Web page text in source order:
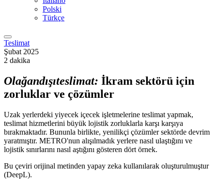
Polski
Türkçe
Teslimat
Şubat 2025
2 dakika
Olağandışıteslimat: İkram sektörü için
zorluklar ve çözümler
Uzak yerlerdeki yiyecek içecek işletmelerine teslimat yapmak,
teslimat hizmetlerini büyük lojistik zorluklarla karşı karşıya
bırakmaktadır. Bununla birlikte, yenilikçi çözümler sektörde devrim
yaratmıştır. METRO'nun alışılmadık yerlere nasıl ulaştığını ve
lojistik sınırlarını nasıl aştığını gösteren dört örnek.
Bu çeviri orijinal metinden yapay zeka kullanılarak oluşturulmuştur
(DeepL).